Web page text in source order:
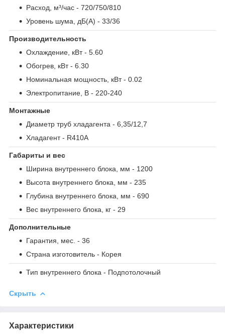
Расход, м³/час - 720/750/810
Уровень шума, дБ(А) - 33/36
Производительность
Охлаждение, кВт- 5.60
Обогрев, кВт- 6.30
Номинальная мощность, кВт- 0.02
Электропитание, В - 220-240
Монтажные
Диаметр труб хладагента - 6,35/12,7
Хладагент- R410A
Габариты и вес
Ширина внутреннего блока, мм - 1200
Высота внутреннего блока, мм - 235
Глубина внутреннего блока, мм - 690
Вес внутреннего блока, кг - 29
Дополнительные
Гарантия, мес. - 36
Страна изготовитель - Корея
Тип внутреннего блока - Подпотолочный
Скрыть
Характеристики